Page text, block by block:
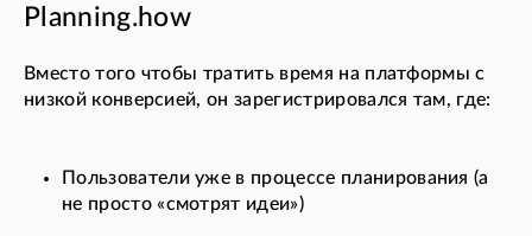
Planning.how
Вместо того чтобы тратить время на платформы с
низкой конверсией, он зарегистрировался там, где:
Пользователи уже в процессе планирования (а
не просто «смотрят идеи»)